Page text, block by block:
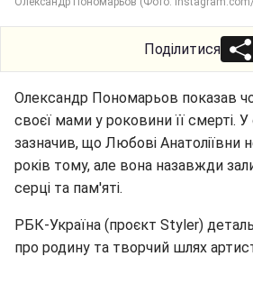
Поділитися
Олександр Пономарьов показав
своєї мами у роковини її смерті.
зазначив, що Любові Анатоліївни
років тому, але вона назавжди
серці та пам'яті.
РБК-Україна (проєкт Styler)
про родину та творчий шлях